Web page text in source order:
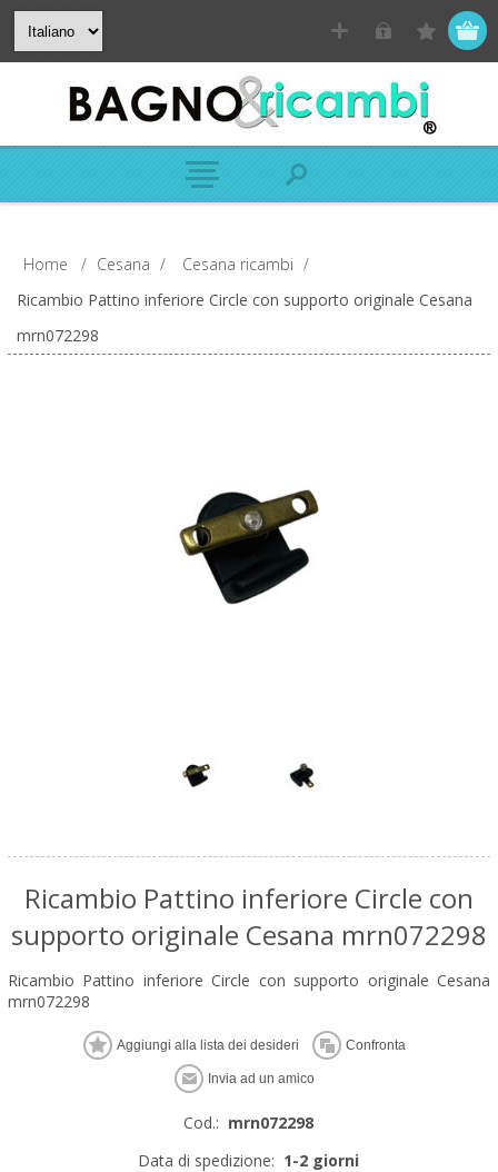
Home / Cesana / Cesana ricambi /
Ricambio Pattino inferiore Circle con supporto originale Cesana
mrn072298
Ricambio Pattino inferiore Circle con
supporto originale Cesana mrn072298
Ricambio Pattino inferiore Circle con supporto originale Cesana
mrn072298
Cod.: mrn072298
Data di spedizione: 1-2 giorni